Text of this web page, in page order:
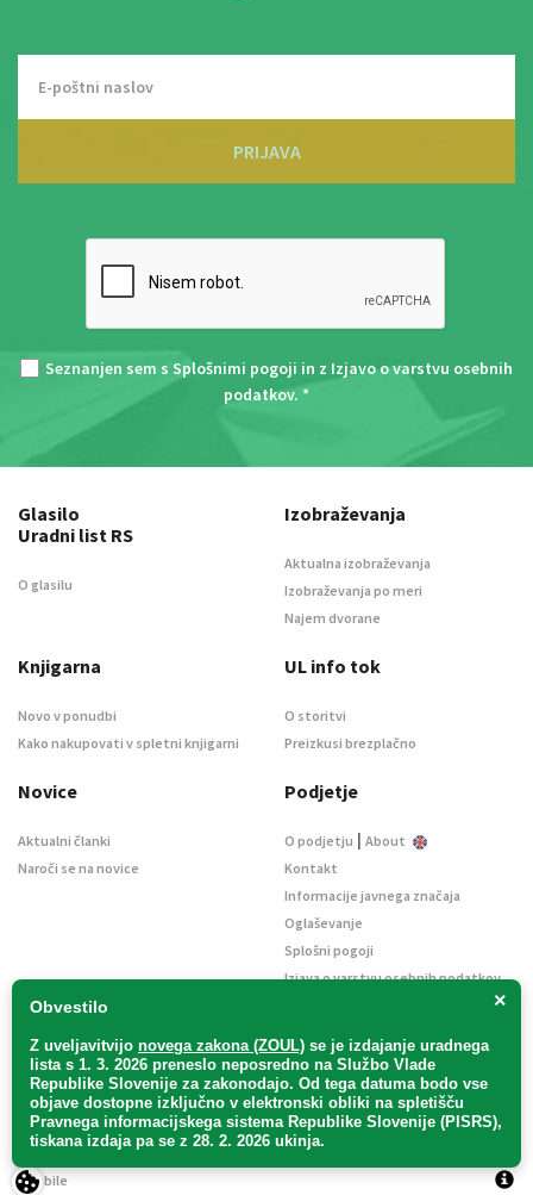
PRIJAVA
Seznanjen sem s Splošnimi pogoji in z Izjavo o varstvu osebnih
podatkov. *
×
Obvestilo
Z uveljavitvijo novega zakona (ZOUL) se je izdajanje uradnega
lista s 1. 3. 2026 preneslo neposredno na Službo Vlade
Republike Slovenije za zakonodajo. Od tega datuma bodo vse
objave dostopne izključno v elektronski obliki na spletišču
Pravnega informacijskega sistema Republike Slovenije (PISRS),
tiskana izdaja pa se z 28. 2. 2026 ukinja.
Glasilo
Uradni list RS
O glasilu
Izobraževanja
Aktualna izobraževanja
Izobraževanja po meri
Najem dvorane
Knjigarna
Novo v ponudbi
Kako nakupovati v spletni knjigarni
UL info tok
O storitvi
Preizkusi brezplačno
Novice
Aktualni članki
Naroči se na novice
Podjetje
O podjetju | About
Kontakt
Informacije javnega značaja
Oglaševanje
Splošni pogoji
Izjava o varstvu osebnih podatkov
Uradni list d. o. o. – v likvidaciji / Vse pravice pridržane.
2Mobile